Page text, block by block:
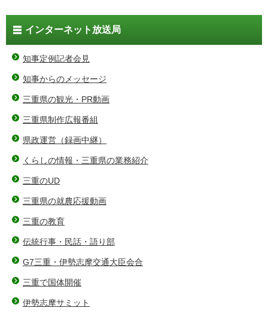
インターネット放送局
知事定例記者会見
知事からのメッセージ
三重県の観光・PR動画
三重県制作広報番組
県政運営（録画中継）
くらしの情報・三重県の業務紹介
三重のUD
三重県の就農応援動画
三重の教育
伝統行事・民話・語り部
G7三重・伊勢志摩交通大臣会合
三重で国体開催
伊勢志摩サミット